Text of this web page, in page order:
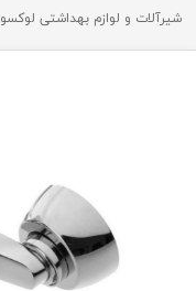
خروج از حساب کاربری
شیرآلات و لوازم بهداشتی لوکسو